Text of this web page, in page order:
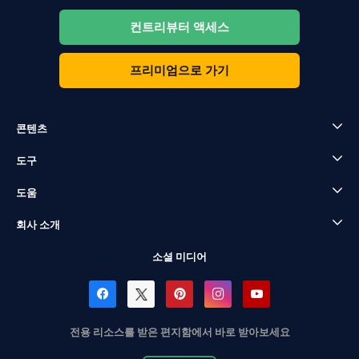
컨트리뷰터 액세스
프리미엄으로 가기
콘텐츠
도구
도움
회사 소개
소셜 미디어
전용 리소스를 받은 편지함에서 바로 받아보세요